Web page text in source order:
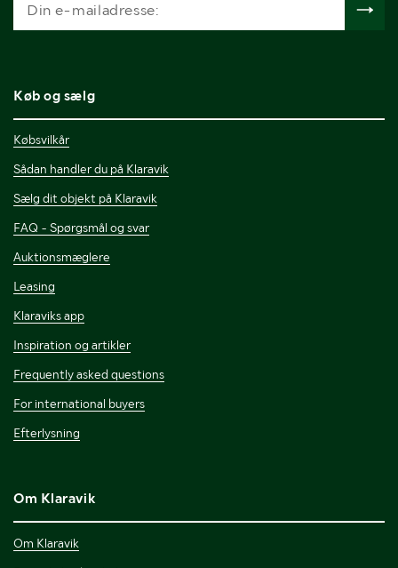
Køb og sælg
Købsvilkår
Sådan handler du på Klaravik
Sælg dit objekt på Klaravik
FAQ - Spørgsmål og svar
Auktionsmæglere
Leasing
Klaraviks app
Inspiration og artikler
Frequently asked questions
For international buyers
Efterlysning
Om Klaravik
Om Klaravik